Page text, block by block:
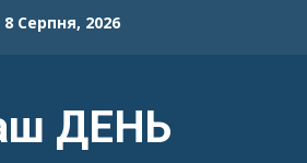
8 Серпня, 2026
ДЕНЬ